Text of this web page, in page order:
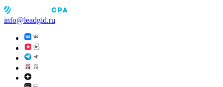
info@leadgid.ru